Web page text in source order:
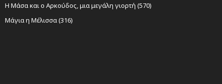
Η Μάσα και ο Αρκούδος, μια μεγάλη γιορτή (570)
Μάγια η Μέλισσα (316)